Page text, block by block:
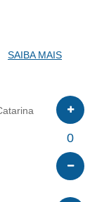
SAIBA MAIS
0